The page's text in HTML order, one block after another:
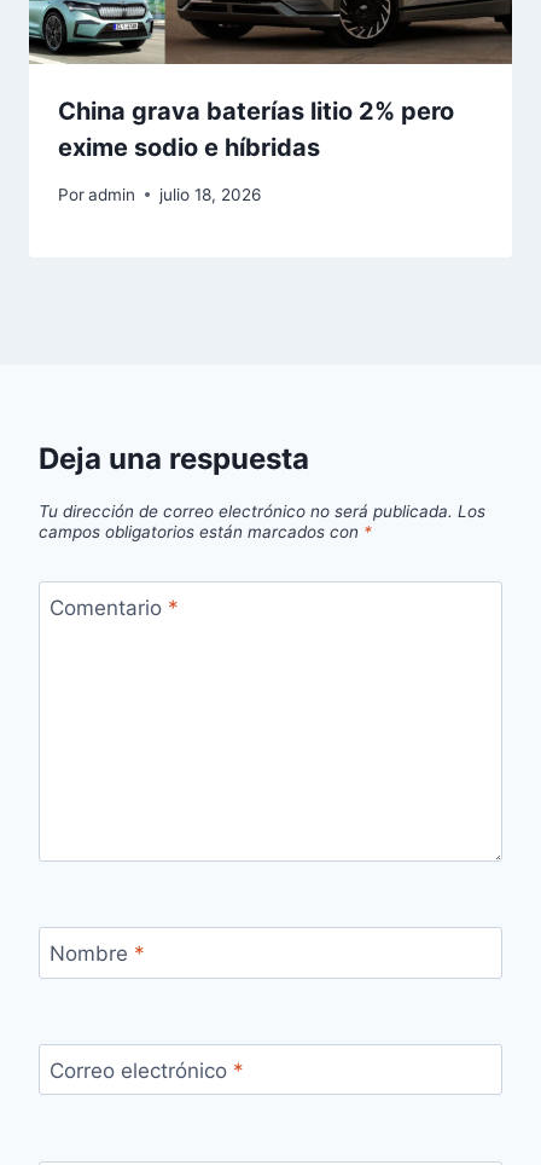
China grava baterías litio 2% pero
exime sodio e híbridas
Poradmin julio 18, 2026
Deja una respuesta
Tu dirección de correo electrónico no será publicada. Los
campos obligatorios están marcados con *
Comentario *
Nombre *
Correo electrónico *